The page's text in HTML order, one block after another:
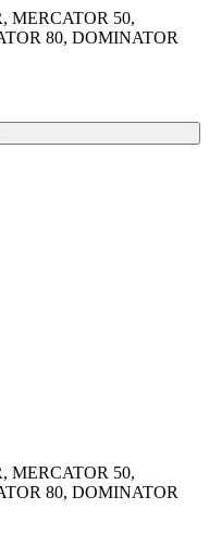
MERCATOR 50,
80, DOMINATOR
MERCATOR 50,
80, DOMINATOR